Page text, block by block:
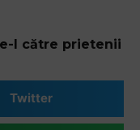
l către prietenii
Twitter